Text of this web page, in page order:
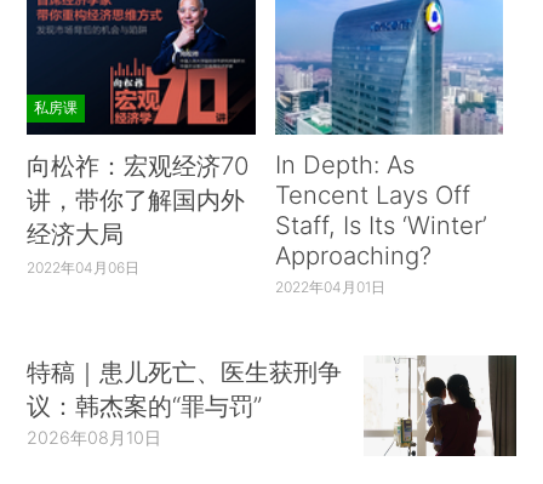
私房课
向松祚：宏观经济70
讲，带你了解国内外
经济大局
2022年04月06日
In Depth: As
Tencent Lays Off
Staff, Is Its ‘Winter’
Approaching?
2022年04月01日
特稿｜患儿死亡、医生获刑争
议：韩杰案的“罪与罚”
2026年08月10日